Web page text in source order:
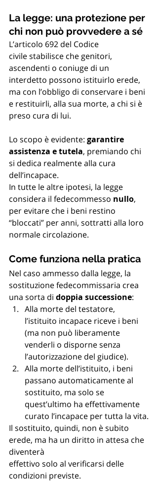
La legge: una protezione per
chi non può provvedere a sé
L’articolo 692 del Codice
civile stabilisce che genitori,
ascendenti o coniuge di un
interdetto possono istituirlo erede,
ma con l’obbligo di conservare i beni
e restituirli, alla sua morte, a chi si è
preso cura di lui.
Lo scopo è evidente: garantire
assistenza e tutela, premiando chi
si dedica realmente alla cura
dell’incapace.
In tutte le altre ipotesi, la legge
considera il fedecommesso nullo,
per evitare che i beni restino
“bloccati” per anni, sottratti alla loro
normale circolazione.
Come funziona nella pratica
Nel caso ammesso dalla legge, la
sostituzione fedecommissaria crea
una sorta di doppia successione:
Alla morte del testatore,
l’istituito incapace riceve i beni
(ma non può liberamente
venderli o disporne senza
l’autorizzazione del giudice).
Alla morte dell’istituito, i beni
passano automaticamente al
sostituito, ma solo se
quest’ultimo ha effettivamente
curato l’incapace per tutta la vita.
Il sostituito, quindi, non è subito
erede, ma ha un diritto in attesa che
diventerà
effettivo solo al verificarsi delle
condizioni previste.